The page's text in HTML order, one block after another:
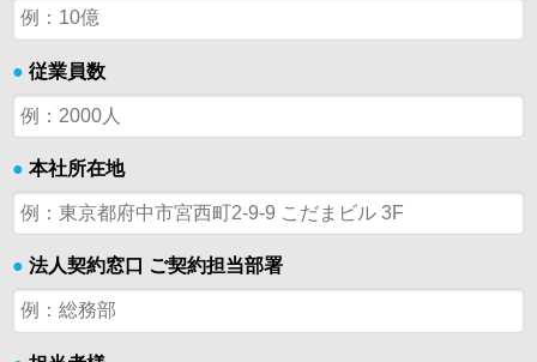
● 従業員数
● 本社所在地
● 法人契約窓口 ご契約担当部署